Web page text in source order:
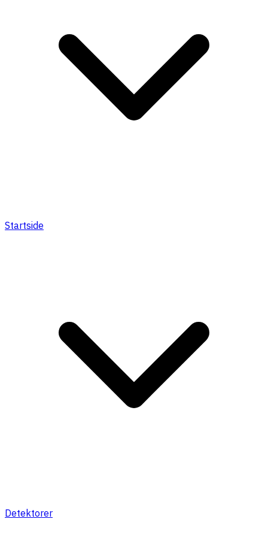
Startside
Detektorer